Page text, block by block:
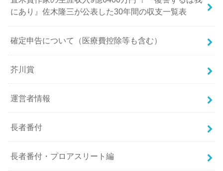
にあり』佐木隆三が公表した30年間の収支一覧表
確定申告について（医療費控除等も含む）
芥川賞
運営者情報
長者番付
長者番付・プロアスリート編